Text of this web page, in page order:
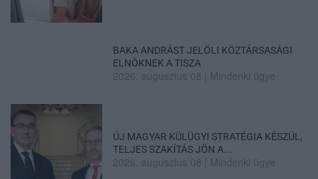
BAKA ANDRÁST JELÖLI KÖZTÁRSASÁGI
ELNÖKNEK A TISZA
2026. augusztus 08 Mindenki ügye
ÚJ MAGYAR KÜLÜGYI STRATÉGIA KÉSZÜL,
TELJES SZAKÍTÁS JÖN A...
2026. augusztus 08 Mindenki ügye